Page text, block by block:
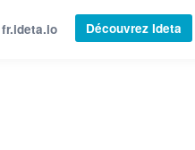
fr.ideta.io Découvrez Ideta